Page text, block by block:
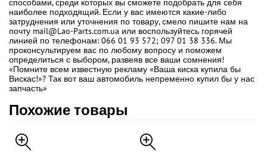
способами, среди которых вы сможете подобрать для себя
наиболее подходящий. Если у вас имеются какие-либо
затруднения или уточнения по товару, смело пишите нам на
почту mail@Lao-Parts.com.ua или воспользуйтесь горячей
линией по телефонам: 066 01 93 572; 097 01 38 336. Мы
проконсультируем вас по любому вопросу и поможем
определиться с выбором, развеяв все ваши сомнения!
«Помните всем известную рекламу «Ваша киска купила бы
Вискас!»? Так вот ваш автомобиль непременно купил бы у нас
запчасть»
Похожие товары